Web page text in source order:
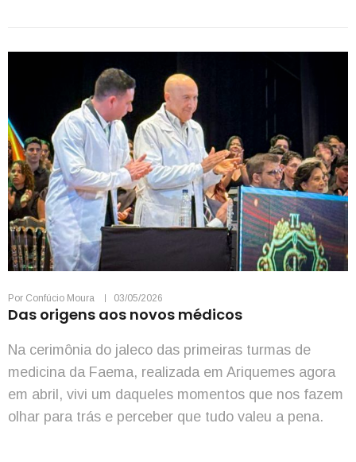
Por Confúcio Moura 03/05/2026
Das origens aos novos médicos
Na cerimônia do jaleco das primeiras turmas de
medicina da Faema, realizada em Ariquemes agora
em abril, vivi um daqueles momentos que nos fazem
olhar para trás e perceber que tudo valeu a pena.